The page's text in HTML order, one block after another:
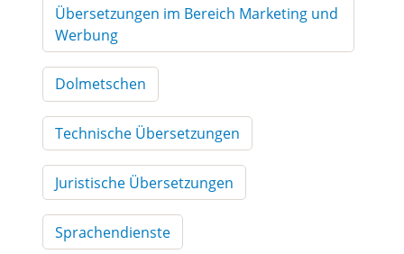
Übersetzungen im Bereich Marketing und
Werbung
Dolmetschen
Technische Übersetzungen
Juristische Übersetzungen
Sprachendienste